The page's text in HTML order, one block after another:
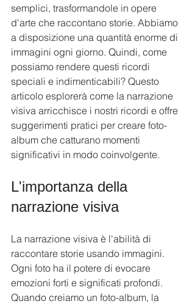
semplici, trasformandole in opere
d'arte che raccontano storie. Abbiamo
a disposizione una quantità enorme di
immagini ogni giorno. Quindi, come
possiamo rendere questi ricordi
speciali e indimenticabili? Questo
articolo esplorerà come la narrazione
visiva arricchisce i nostri ricordi e offre
suggerimenti pratici per creare foto-
album che catturano momenti
significativi in modo coinvolgente.
L'importanza della
narrazione visiva
La narrazione visiva è l'abilità di
raccontare storie usando immagini.
Ogni foto ha il potere di evocare
emozioni forti e significati profondi.
Quando creiamo un foto-album, la